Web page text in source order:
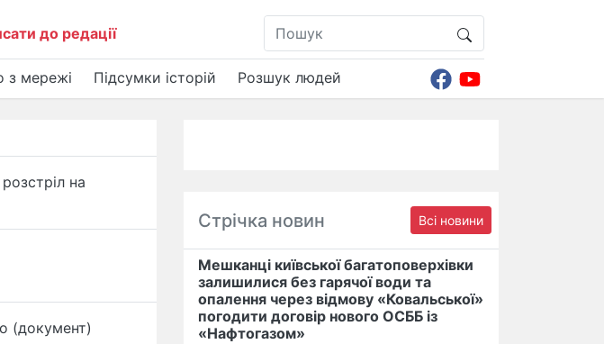
до редації
з мережі Підсумки історій Розшук людей
на
(документ)
Стрічка новин Всі новини
Мешканці київської багатоповерхівки
залишилися без гарячої води та
опалення через відмову «Ковальської»
погодити договір нового ОСББ із
«Нафтогазом»